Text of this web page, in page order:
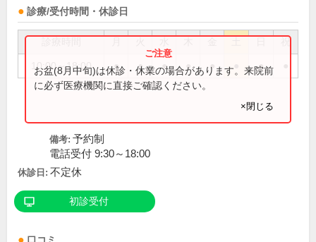
診療/受付時間・休診日
祝
10:00～18:00 ● ● ● ● ● ●
お盆(8月中旬)は休診・休業の場合があります。来院前
に必ず医療機関に直接ご確認ください。
×閉じる
備考: 予約制
電話受付 9:30～18:00
休診日: 不定休
初診受付